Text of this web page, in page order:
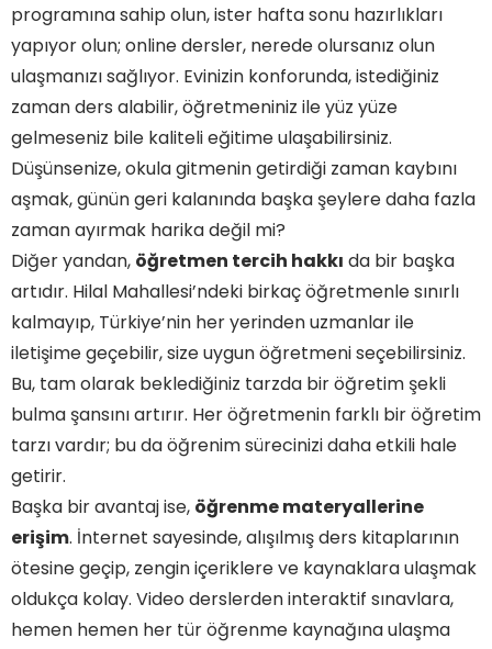
programına sahip olun, ister hafta sonu hazırlıkları
yapıyor olun; online dersler, nerede olursanız olun
ulaşmanızı sağlıyor. Evinizin konforunda, istediğiniz
zaman ders alabilir, öğretmeniniz ile yüz yüze
gelmeseniz bile kaliteli eğitime ulaşabilirsiniz.
Düşünsenize, okula gitmenin getirdiği zaman kaybını
aşmak, günün geri kalanında başka şeylere daha fazla
zaman ayırmak harika değil mi?
Diğer yandan, öğretmen tercih hakkı da bir başka
artıdır. Hilal Mahallesi’ndeki birkaç öğretmenle sınırlı
kalmayıp, Türkiye’nin her yerinden uzmanlar ile
iletişime geçebilir, size uygun öğretmeni seçebilirsiniz.
Bu, tam olarak beklediğiniz tarzda bir öğretim şekli
bulma şansını artırır. Her öğretmenin farklı bir öğretim
tarzı vardır; bu da öğrenim sürecinizi daha etkili hale
getirir.
Başka bir avantaj ise, öğrenme materyallerine
erişim. İnternet sayesinde, alışılmış ders kitaplarının
ötesine geçip, zengin içeriklere ve kaynaklara ulaşmak
oldukça kolay. Video derslerden interaktif sınavlara,
hemen hemen her tür öğrenme kaynağına ulaşma